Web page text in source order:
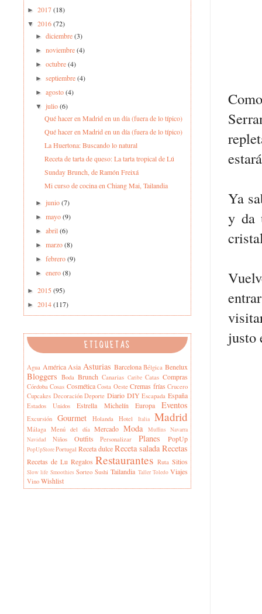
Ya
y da
justo
► 2017(18)
▼ 2016(72)
►diciembre(3)
►noviembre(4)
►octubre(4)
►septiembre(4)
►agosto(4)
▼julio(6)
Qué hacer en Madrid en un día (fuera de lo típico)
Qué hacer en Madrid en un día (fuera de lo típico)
La Huertona: Buscando lo natural
Receta de tarta de queso: La tarta tropical de Lú
Sunday Brunch, de Ramón Freixá
Mi curso de cocina en Chiang Mai, Tailandia
►junio(7)
►mayo(9)
►abril(6)
►marzo(8)
►febrero(9)
►enero(8)
► 2015 (95)
► 2014(117)
ETIQUETAS
Agua América Asia Asturias Barcelona Bélgica Benelux
Bloggers Boda Brunch Canarias Caribe Catas Compras
Córdoba Cosas Cosmética Costa Oeste Cremas frías Crucero
Cupcakes Decoración Deporte Diario DIY Escapada España
Estados Unidos Estrella Michelín Europa Eventos
Excursión Gourmet Holanda Hotel Italia Madrid
Málaga Menú del día Mercado Moda Muffins Navarra
Navidad
Niños Outfits Personalizar Planes PopUp
PopUpStorePortugal Receta dulceReceta salada Recetas
Recetas de Lu Regalos Restaurantes Ruta Sitios
Slow life Smoothies Sorteo Sushi Tailandia Taller Toledo Viajes
Vino Wishlist